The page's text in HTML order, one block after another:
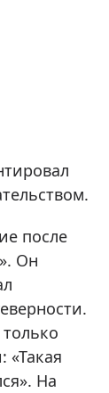
после
». Он
«Такая
На